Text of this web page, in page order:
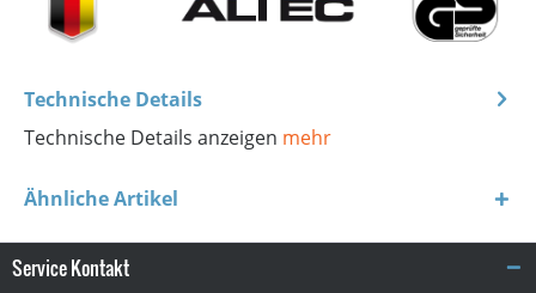
Technische Details
Technische Details anzeigen mehr
Ähnliche Artikel
Service Kontakt